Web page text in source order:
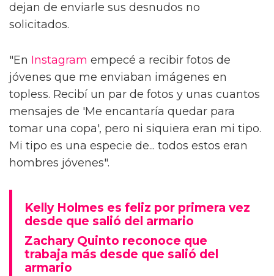
dejan de enviarle sus desnudos no
solicitados.
"En Instagram empecé a recibir fotos de
jóvenes que me enviaban imágenes en
topless. Recibí un par de fotos y unas cuantos
mensajes de 'Me encantaría quedar para
tomar una copa', pero ni siquiera eran mi tipo.
Mi tipo es una especie de... todos estos eran
hombres jóvenes".
Kelly Holmes es feliz por primera vez
desde que salió del armario
Zachary Quinto reconoce que
trabaja más desde que salió del
armario